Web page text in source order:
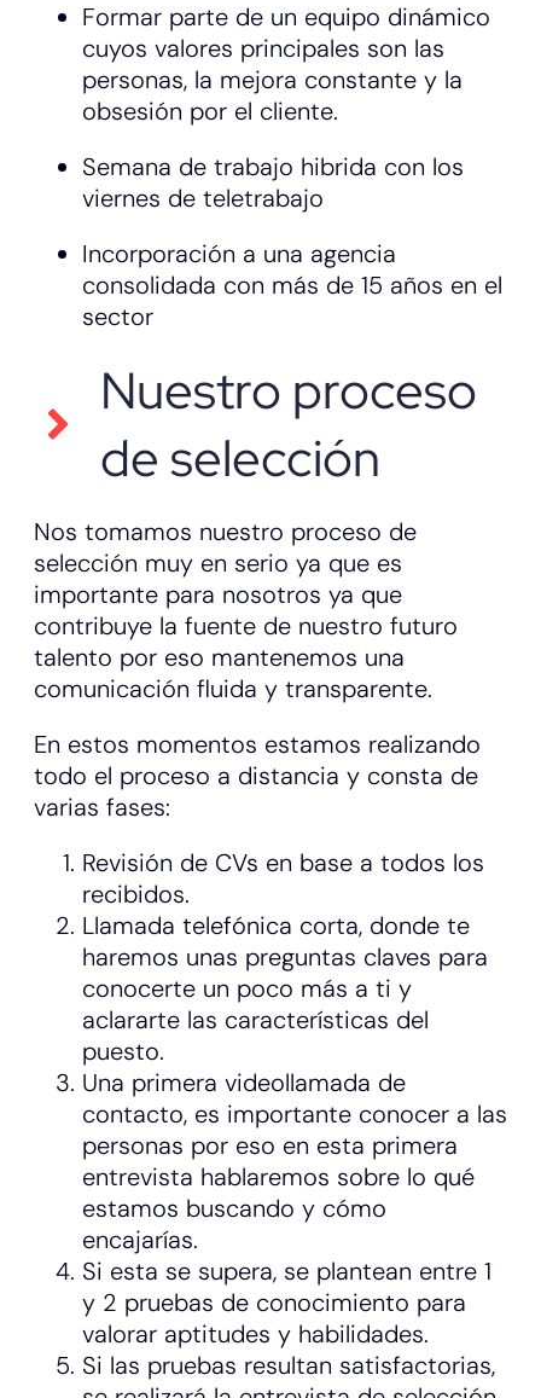
Formar parte de un equipo dinámico
cuyos valores principales son las
personas, la mejora constante y la
obsesión por el cliente.
Semana de trabajo hibrida con los
viernes de teletrabajo
Incorporación a una agencia
consolidada con más de 15 años en el
sector
Nuestro proceso
de selección
Nos tomamos nuestro proceso de
selección muy en serio ya que es
importante para nosotros ya que
contribuye la fuente de nuestro futuro
talento por eso mantenemos una
comunicación fluida y transparente.
En estos momentos estamos realizando
todo el proceso a distancia y consta de
varias fases:
Revisión de CVs en base a todos los
recibidos.
Llamada telefónica corta, donde te
haremos unas preguntas claves para
conocerte un poco más a ti y
aclararte las características del
puesto.
Una primera videollamada de
contacto, es importante conocer a las
personas por eso en esta primera
entrevista hablaremos sobre lo qué
estamos buscando y cómo
encajarías.
Si esta se supera, se plantean entre 1
y 2 pruebas de conocimiento para
valorar aptitudes y habilidades.
Si las pruebas resultan satisfactorias,